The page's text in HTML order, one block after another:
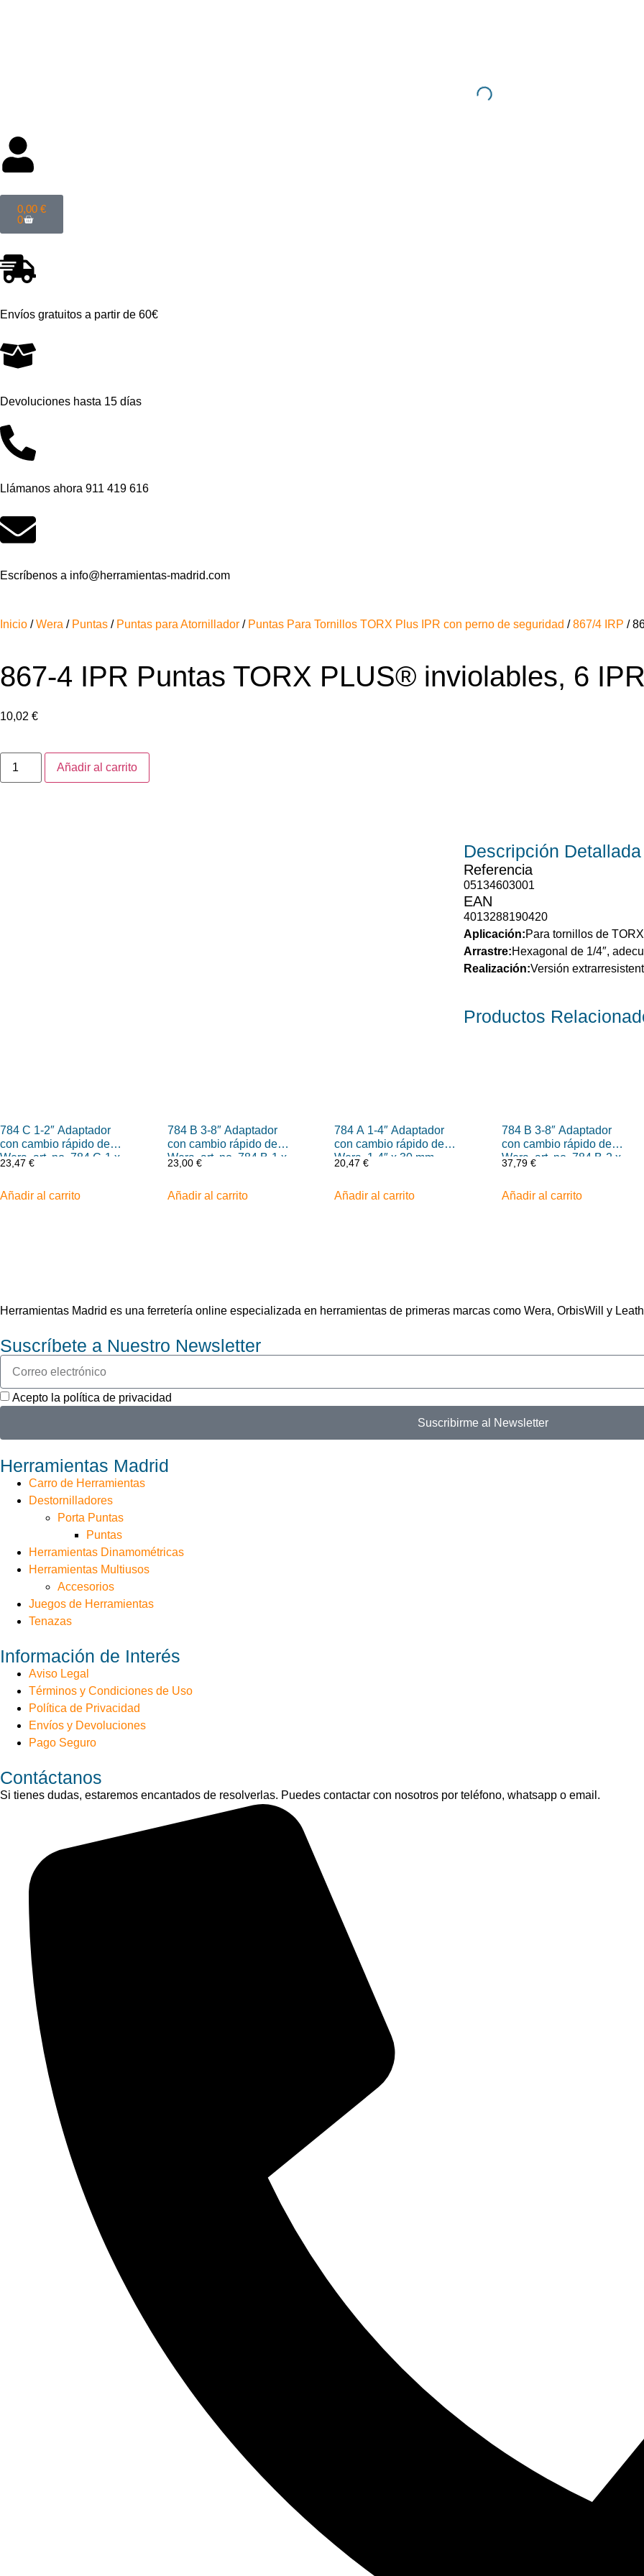
0,00 €
0
Envíos gratuitos a partir de 60€
Devoluciones hasta 15 días
Llámanos ahora 911 419 616
Escríbenos a info@herramientas-madrid.com
Inicio /Wera / Puntas / Puntas para Atornillador / Puntas Para Tornillos TORX Plus IPR con perno de seguridad /867/4 IRP /
867-4 IPR Puntas TORX PLUS® inviolables, 6
10,02 €
Añadir al carrito
Descripción Detallada
Referencia
05134603001
EAN
4013288190420
Aplicación:Para tornillos de
Arrastre:Hexagonal de 1/4″,
Realización:Versión
Productos
784 C 1-2″ Adaptador
con cambio rápido de
Wera, art. no. 784 C-1 x
1-4″ x 50 mm
23,47 €
Añadir al carrito
784 B 3-8″ Adaptador
con cambio rápido de
Wera, art. no. 784 B-1 x
1-4″ x 43 mm
23,00 €
Añadir al carrito
784 A 1-4″ Adaptador
con cambio rápido de
Wera, 1-4″ x 30 mm
20,47 €
Añadir al carrito
784 B 3-8″ Adaptador
con cambio rápido de
Wera, art. no. 784 B-2 x
5-16″ x 50 mm
37,79 €
Añadir al carrito
Herramientas Madrid es una ferretería online especializada en herramientas de primeras marcas como Wera, OrbisWill y
Suscríbete a Nuestro Newsletter
Acepto la política de privacidad
Suscribirme al Newsletter
Herramientas Madrid
Carro de Herramientas
Destornilladores
Porta Puntas
Puntas
Herramientas Dinamométricas
Herramientas Multiusos
Accesorios
Juegos de Herramientas
Tenazas
Información de Interés
Aviso Legal
Términos y Condiciones de Uso
Política de Privacidad
Envíos y Devoluciones
Pago Seguro
Contáctanos
Si tienes dudas, estaremos encantados de resolverlas. Puedes contactar con nosotros por teléfono, whatsapp o email.